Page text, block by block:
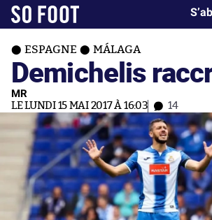
ESPAGNE MÁLAGA
Demichelis
MR
LE LUNDI 15 MAI 2017 À 16:03 14